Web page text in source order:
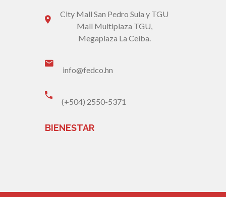
City Mall San Pedro Sula y TGU
Mall Multiplaza TGU,
Megaplaza La Ceiba.
info@fedco.hn
(+504) 2550-5371
BIENESTAR